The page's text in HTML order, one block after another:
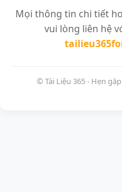
Mọi thông tin chi tiết
vui lòng liên hệ
© Tài Liệu 365 - Hẹn